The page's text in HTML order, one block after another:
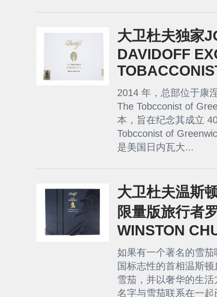
大卫杜夫独家
DAVIDOFF
2014 年，总部位于康
The Tobcconist of
本，旨在纪念其成立
Tobcconist of
是美国日内瓦大...
大卫杜夫温斯
限量版旅行者
WINSTON
如果有一个著名的雪
国标志性的首相温斯
雪茄，并以奢华的生
名字与雪茄联系在一